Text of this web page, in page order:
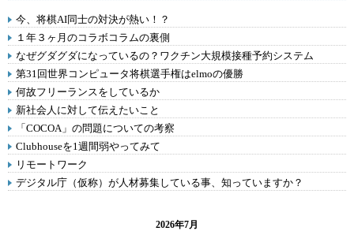
今、将棋AI同士の対決が熱い！？
１年３ヶ月のコラボコラムの裏側
なぜグダグダになっているの？ワクチン大規模接種予約システム
第31回世界コンピュータ将棋選手権はelmoの優勝
何故フリーランスをしているか
新社会人に対して伝えたいこと
「COCOA」の問題についての考察
Clubhouseを1週間弱やってみて
リモートワーク
デジタル庁（仮称）が人材募集している事、知っていますか？
2026年7月